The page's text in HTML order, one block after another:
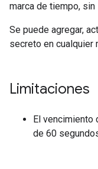
marca de tiempo,
Se puede agregar,
secreto en cualquier
Limitaciones
El vencimiento
de 60